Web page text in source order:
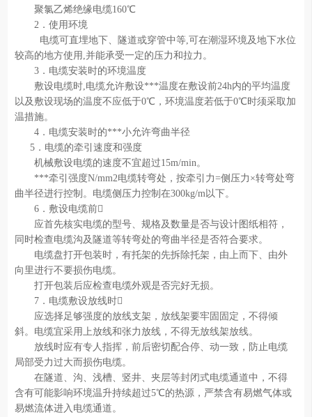
聚氯乙烯绝缘电缆160℃
2．使用环境
电缆可直埋地下、隧道或穿管中等,可在潮湿环境及地下水位
较高的地方使用,并能承受一定的压力和拉力。
3．电缆安装时的环境温度
敷设电缆时,电缆允许敷设***温度在敷设前24h内的平均温度
以及敷设现场的温度不应低于0℃，环境温度若低于0℃时须采取加
温措施。
4．电缆安装时的***小允许弯曲半径
5．电缆的牵引速度和强度
机械敷设电缆的速度不宜超过15m/min。
***牵引强度N/mm2电缆转弯处，按牵引力=侧压力×转弯处弯
曲半径进行控制。电缆侧压力控制在300kg/m以下。
6．敷设电缆前
应首先核实电缆的型号、规格及数量是否与设计图纸相符，
同时检查电缆沟及隧道等转弯处的弯曲半径是否符合要求。
电缆盘打开包装时，有托架的先拆除托架，由上而下、由外
向里进行不要损伤电缆。
打开包装后应检查电缆外观是否完好无损。
7．电缆敷设放线时
应选择足够强度的放线支架，放线架要牢固固定，不得倾
斜。电缆宜采用上放线和张力放线，不得无放线架放线。
放线时应有专人指挥，前后密切配合停、动一致，防止电缆
局部受力过大而损伤电缆。
在隧道、沟、浅槽、竖井、夹层等封闭式电缆通道中，不得
含有可能影响环境温升持续超过5℃的热源，严禁含有易燃气体或
易燃流体进入电缆通道。